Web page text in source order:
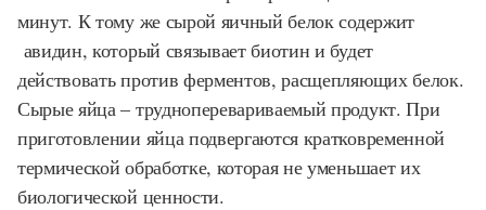
минут. К тому же сырой яичный белок содержит
авидин, который связывает биотин и будет
действовать против ферментов, расщепляющих белок.
Сырые яйца – трудноперевариваемый продукт. При
приготовлении яйца подвергаются кратковременной
термической обработке, которая не уменьшает их
биологической ценности.